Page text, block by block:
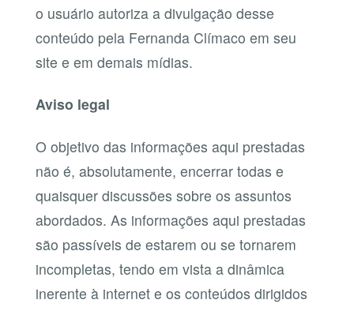
o usuário autoriza a divulgação desse
conteúdo pela Fernanda Clímaco em seu
site e em demais mídias.
Aviso legal
O objetivo das informações aqui prestadas
não é, absolutamente, encerrar todas e
quaisquer discussões sobre os assuntos
abordados. As informações aqui prestadas
são passíveis de estarem ou se tornarem
incompletas, tendo em vista a dinâmica
inerente à internet e os conteúdos dirigidos